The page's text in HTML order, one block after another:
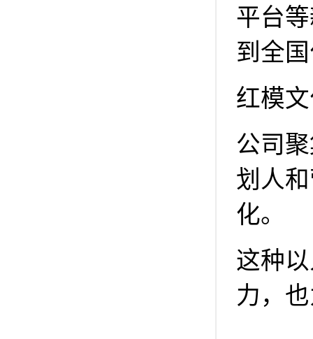
平台
到全
红模
公司
划人
化。
这种
力，